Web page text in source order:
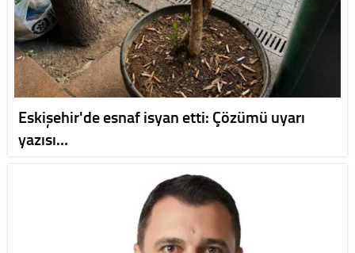
Eskişehir'de esnaf isyan etti: Çözümü uyarı
yazısı…